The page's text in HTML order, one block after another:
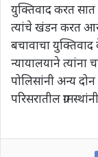
युक्तिवाद करत सात
त्यांचे खंडन करत
बचावाचा
न्यायालयाने त्यांना
पोलिसांनी अन्य
परिसरातील